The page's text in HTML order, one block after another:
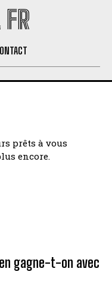
prêts à vous
encore.
gagne-t-on avec